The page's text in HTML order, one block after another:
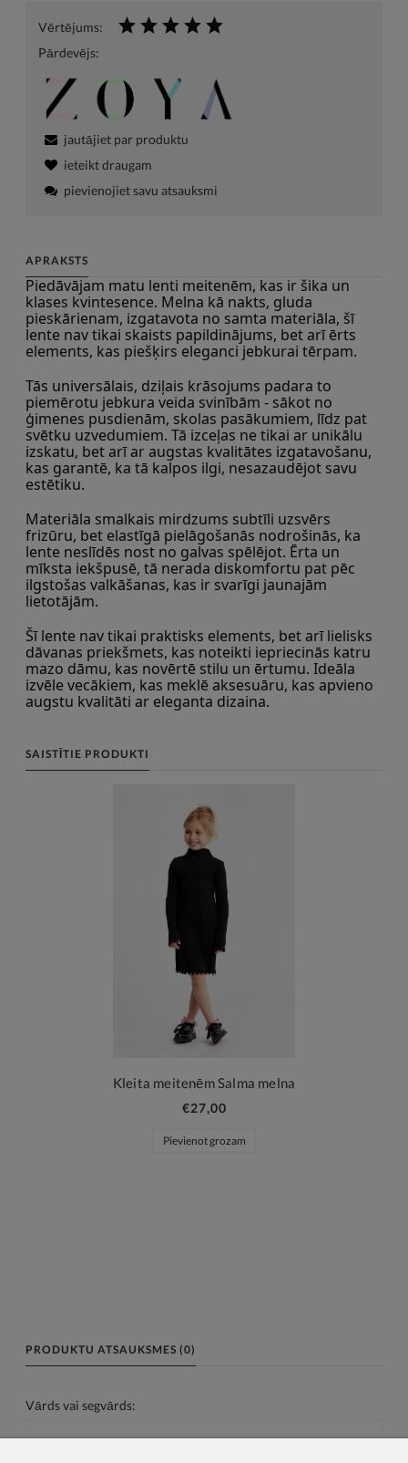
Vērtējums:
Pārdevējs:
jautājiet par produktu
ieteikt draugam
pievienojiet savu atsauksmi
APRAKSTS
Piedāvājam matu lenti meitenēm, kas ir šika un
klases kvintesence. Melna kā nakts, gluda
pieskārienam, izgatavota no samta materiāla, šī
lente nav tikai skaists papildinājums, bet arī ērts
elements, kas piešķirs eleganci jebkurai tērpam.
Tās universālais, dziļais krāsojums padara to
piemērotu jebkura veida svinībām - sākot no
ģimenes pusdienām, skolas pasākumiem, līdz pat
svētku uzvedumiem. Tā izceļas ne tikai ar unikālu
izskatu, bet arī ar augstas kvalitātes izgatavošanu,
kas garantē, ka tā kalpos ilgi, nesazaudējot savu
estētiku.
Materiāla smalkais mirdzums subtīli uzsvērs
frizūru, bet elastīgā pielāgošanās nodrošinās, ka
lente neslīdēs nost no galvas spēlējot. Ērta un
mīksta iekšpusē, tā nerada diskomfortu pat pēc
ilgstošas valkāšanas, kas ir svarīgi jaunajām
lietotājām.
Šī lente nav tikai praktisks elements, bet arī lielisks
dāvanas priekšmets, kas noteikti iepriecinās katru
mazo dāmu, kas novērtē stilu un ērtumu. Ideāla
izvēle vecākiem, kas meklē aksesuāru, kas apvieno
augstu kvalitāti ar eleganta dizaina.
SAISTĪTIE PRODUKTI
Kleita meitenēm Salma melna
€27,00
Pievienot grozam
PRODUKTU ATSAUKSMES (0)
Vārds vai segvārds: